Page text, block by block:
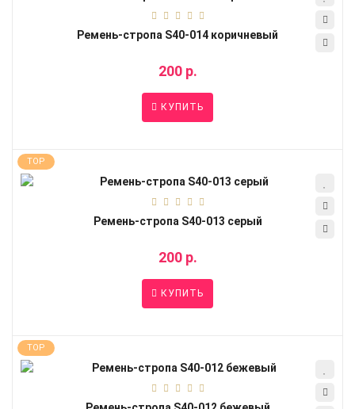
Ремень-стропа S40-014 коричневый
200 р.
КУПИТЬ
TOP
Ремень-стропа S40-013 серый
200 р.
КУПИТЬ
TOP